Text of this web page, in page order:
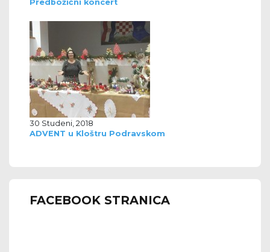
Predbožićni koncert
30 Studeni, 2018
ADVENT u Kloštru Podravskom
FACEBOOK STRANICA